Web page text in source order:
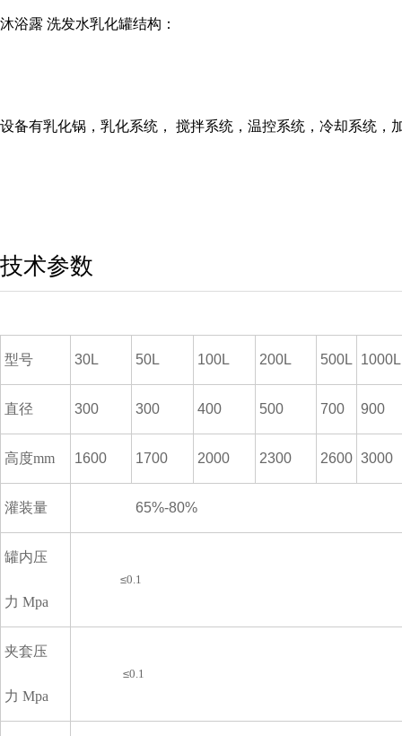
沐浴露 洗发水乳化罐结构：
设备有乳化锅，乳化系统， 搅拌系统，温控系统，冷却系统，
技术参数
型号 30L 50L 100L 200L 500L 1000L
直径 300 300 400 500 700 900
高度mm 1600 1700 2000 2300 2600 3000
灌装量 65%-80%
罐内压
力 Mpa
≤0.1
夹套压
力 Mpa
≤0.1